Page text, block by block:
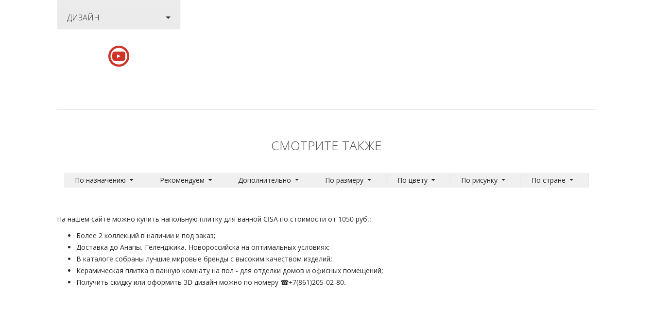
ДИЗАЙН
СМОТРИТЕ ТАКЖЕ
По назначению Рекомендуем Дополнительно По размеру По цвету По рисунку По стране
На нашем сайте можно купить напольную плитку для ванной CISA по стоимости от 1050 руб.:
Более 2 коллекций в наличии и под заказ;
Доставка до Анапы, Геленджика, Новороссийска на оптимальных условиях;
В каталоге собраны лучшие мировые бренды с высоким качеством изделий;
Керамическая плитка в ванную комнату на пол - для отделки домов и офисных помещений;
Получить скидку или оформить 3D дизайн можно по номеру ☎+7(861)205-02-80.